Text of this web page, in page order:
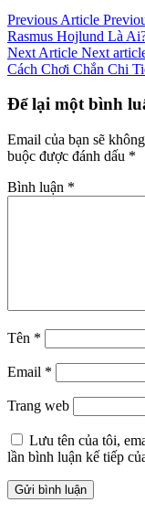
Previous Article
Rasmus Hojlund Là
Next Article Next
Cách Chơi Chắn Chi
Để lại một bình
Email của bạn sẽ
buộc được đánh dấu *
Bình luận *
Tên *
Email *
Trang web
Lưu tên của tôi,
lần bình luận kế tiếp